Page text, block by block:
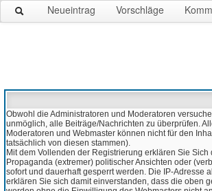
Neueintrag Vorschläge
Obwohl die Administratoren und Moderatoren
unmöglich, alle Beiträge/Nachrichten zu überprüfen.
Moderatoren und Webmaster können nicht für den
tatsächlich von diesen stammen).
Mit dem Vollenden der Registrierung erklären Sie
Propaganda (extremer) politischer Ansichten oder
sofort und dauerhaft gesperrt werden. Die IP-Adresse
erklären Sie sich damit einverstanden, dass die oben